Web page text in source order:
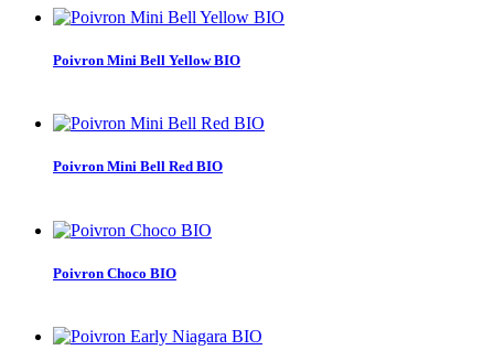
Poivron Mini Bell Yellow BIO
Poivron Mini Bell Red BIO
Poivron Choco BIO